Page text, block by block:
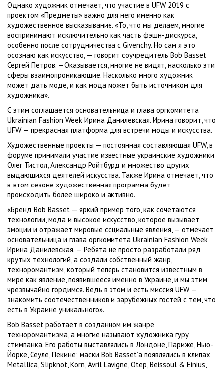
Однако художник отмечает, что участие в UFW 2019 с
проектом «Предметы» важно для него именно как
художественное высказывание. «То, что мы делаем, многие
воспринимают исключительно как часть фэшн-дискурса,
особенно после сотрудничества с Givenchy. Но сам я это
осознаю как искусство, — говорит соучредитель Bob Basset
Сергей Петров. —Оказывается, многие не видят, насколько эти
сферы взаимопроникающие. Насколько много художник
может дать моде, и как мода может быть источником для
художника».
С этим соглашается основательница и глава оргкомитета
Ukrainian Fashion Week Ирина Данилевская. Ирина говорит, что
UFW — прекрасная платформа для встречи моды и искусства.
Художественные проекты — постоянная составляющая UFW, в
форуме принимали участие известные украинские художники
Олег Тистол, Александр Ройтбурд и множество других
выдающихся деятелей искусства. Также Ирина отмечает, что
в этом сезоне художественная программа будет
происходить более широко и активно.
«Бренд Bob Basset — яркий пример того, как сочетаются
технологии, мода и высокое искусство, которое вызывает
эмоции и отражает мировые социальные явления, — отмечает
основательница и глава оргкомитета Ukrainian Fashion Week
Ирина Данилевская. — Ребята не просто разработали ряд
крутых технологий, а создали собственный жанр,
техноромантизм, который теперь становится известным в
мире как явление, появившееся именно в Украине, и мы этим
чрезвычайно гордимся. Ведь в этом и есть миссия UFW —
знакомить соотечественников и зарубежных гостей с тем, что
есть в Украине уникального».
Bob Basset работает в созданном им жанре
техноромантизма, а многие называют художника гуру
стимпанка. Его работы выставлялись в Лондоне, Париже, Нью-
Йорке, Сеуле, Пекине; маски Bob Basset’а появлялись в клипах
Metallica, Slipknot, Korn, Avril Lavigne, Otep, Beissoul & Einius,